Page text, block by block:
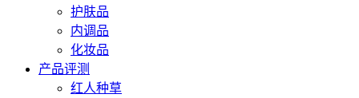
护肤品
内调品
化妆品
产品评测
红人种草